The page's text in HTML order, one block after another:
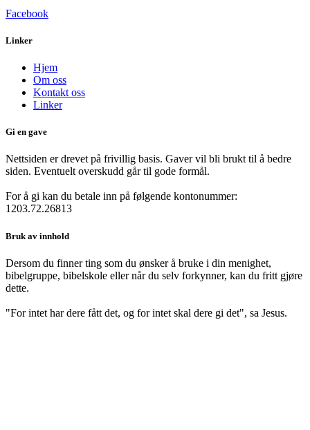
Facebook
Linker
Hjem
Om oss
Kontakt oss
Linker
Gi en gave
Nettsiden er drevet på frivillig basis. Gaver vil bli brukt til å bedre
siden. Eventuelt overskudd går til gode formål.
For å gi kan du betale inn på følgende kontonummer:
1203.72.26813
Bruk av innhold
Dersom du finner ting som du ønsker å bruke i din menighet,
bibelgruppe, bibelskole eller når du selv forkynner, kan du fritt gjøre
dette.
"For intet har dere fått det, og for intet skal dere gi det", sa Jesus.